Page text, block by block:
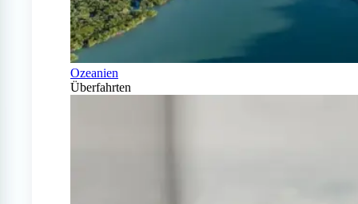
Ozeanien
Überfahrten